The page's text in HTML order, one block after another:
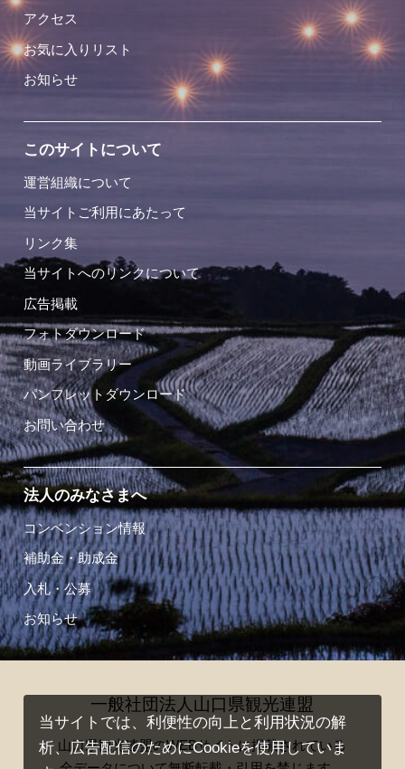
アクセス
お気に入りリスト
お知らせ
このサイトについて
運営組織について
当サイトご利用にあたって
リンク集
当サイトへのリンクについて
広告掲載
フォトダウンロード
動画ライブラリー
パンフレットダウンロード
お問い合わせ
法人のみなさまへ
コンベンション情報
補助金・助成金
入札・公募
お知らせ
一般社団法人山口県観光連盟
山口県観光連盟のWEBサイトに掲載されている
当サイトでは、利便性の向上と利用状況の解
析、広告配信のためにCookieを使用していま